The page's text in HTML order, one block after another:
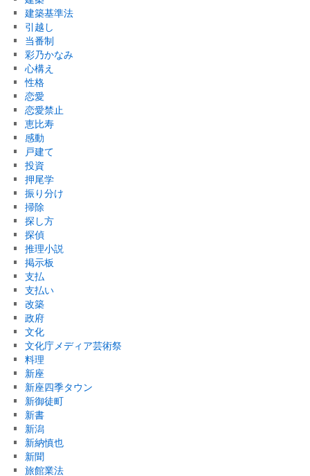
建築基準法
引越し
当番制
彩乃かなみ
心構え
性格
恋愛
恋愛禁止
恵比寿
感動
戸建て
投資
押尾学
振り分け
掃除
探し方
探偵
推理小説
掲示板
支払
支払い
改築
政府
文化
文化庁メディア芸術祭
料理
新座
新座四季タウン
新御徒町
新書
新潟
新納慎也
新聞
旅館業法